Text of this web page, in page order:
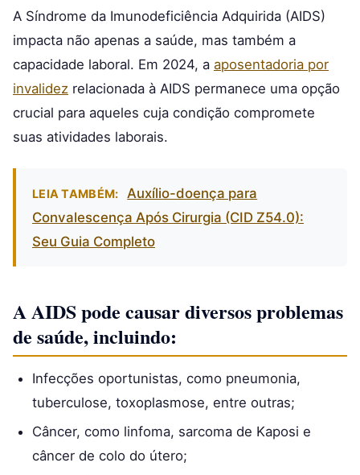
A Síndrome da Imunodeficiência Adquirida (AIDS)
impacta não apenas a saúde, mas também a
capacidade laboral. Em 2024, a aposentadoria por
invalidez relacionada à AIDS permanece uma opção
crucial para aqueles cuja condição compromete
suas atividades laborais.
LEIA TAMBÉM:
Auxílio-doença para
Convalescença Após Cirurgia (CID Z54.0):
Seu Guia Completo
A AIDS pode causar diversos problemas
de saúde, incluindo:
Infecções oportunistas, como pneumonia,
tuberculose, toxoplasmose, entre outras;
Câncer, como linfoma, sarcoma de Kaposi e
câncer de colo do útero;